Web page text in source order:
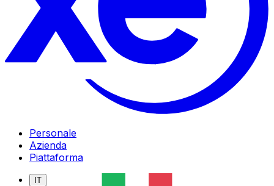
Personale
Azienda
Piattaforma
IT